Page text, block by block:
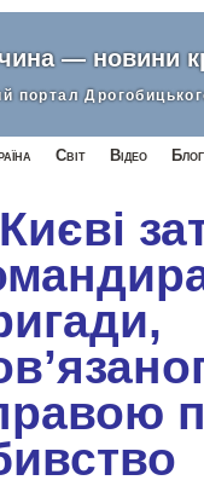
— новини
портал
Світ Відео